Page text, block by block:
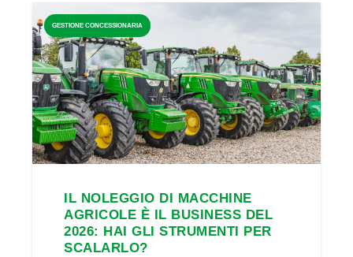
GESTIONE CONCESSIONARIA
IL NOLEGGIO DI MACCHINE
AGRICOLE È IL BUSINESS DEL
2026: HAI GLI STRUMENTI PER
SCALARLO?